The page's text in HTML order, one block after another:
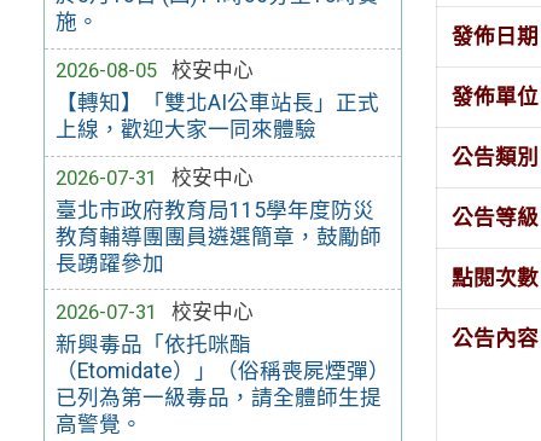
施。
2026-08-05
校安中心
【轉知】「雙北AI公車站長」正式
上線，歡迎大家一同來體驗
2026-07-31
校安中心
臺北市政府教育局115學年度防災
教育輔導團團員遴選簡章，鼓勵師
長踴躍參加
2026-07-31
校安中心
新興毒品「依托咪酯
（Etomidate）」（俗稱喪屍煙彈）
已列為第一級毒品，請全體師生提
高警覺。
發佈日期
發佈單位
公告類別
公告等級
點閱次數
公告內容